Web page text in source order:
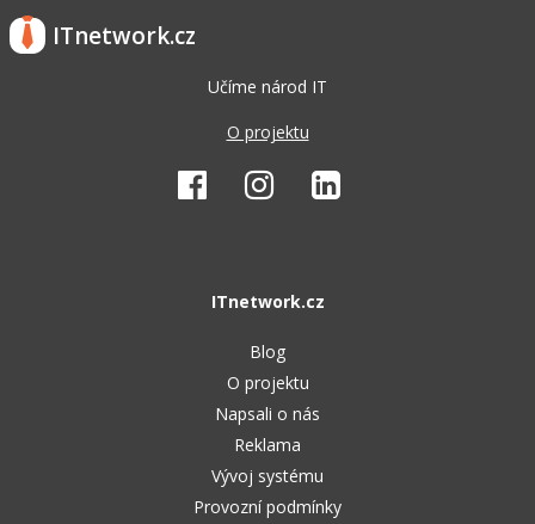
ITnetwork.cz
Učíme národ IT
O projektu
ITnetwork.cz
Blog
O projektu
Napsali o nás
Reklama
Vývoj systému
Provozní podmínky